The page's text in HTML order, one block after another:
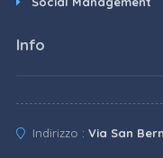
Info
Indirizzo : Via San